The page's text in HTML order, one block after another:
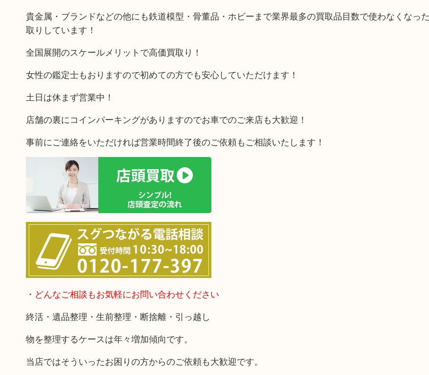
貴金属・ブランドなどの他にも鉄道模型・骨董品・ホビーまで業界最多の買取品目数で使わなくなっ
取りしています！
全国展開のスケールメリットで高価買取り！
女性の鑑定士もおりますので初めての方でも安心していただけます！
土日は休まず営業中！
店舗の裏にコインパーキングがありますのでお車でのご来店も大歓迎！
事前にご連絡をいただければ営業時間終了後のご依頼もご相談いたします！
・どんなご相談もお気軽にお問い合わせください
終活・遺品整理・生前整理・断捨離・引っ越し
物を整理するケースは年々増加傾向です。
当店ではそういったお困りの方からのご依頼も大歓迎です。